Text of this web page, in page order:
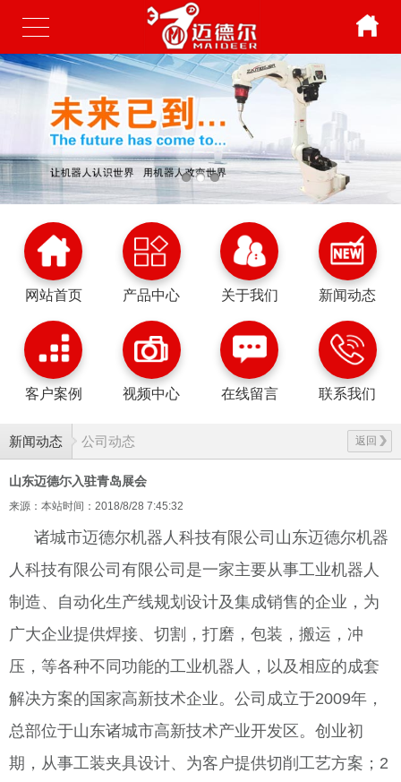
网站首页 产品中心 关于我们 新闻动态
客户案例 视频中心 在线留言 联系我们
新闻动态 返回
公司动态
山东迈德尓入驻青岛展会
来源：本站时间：2018/8/28 7:45:32
诸城市迈德尔机器人科技有限公司山东迈德尔机器
人科技有限公司有限公司是一家主要从事工业机器人
制造、自动化生产线规划设计及集成销售的企业，为
广大企业提供焊接、切割，打磨，包装，搬运，冲
压，等各种不同功能的工业机器人，以及相应的成套
解决方案的国家高新技术企业。公司成立于2009年，
总部位于山东诸城市高新技术产业开发区。创业初
期，从事工装夹具设计、为客户提供切削工艺方案；2